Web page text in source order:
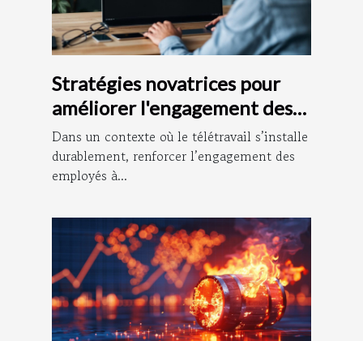
Stratégies novatrices pour
améliorer l'engagement des
employés à distance
Dans un contexte où le télétravail s’installe
durablement, renforcer l’engagement des
employés à...